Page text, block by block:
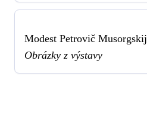
Modest Petrovič Musorgskij
Obrázky z výstavy